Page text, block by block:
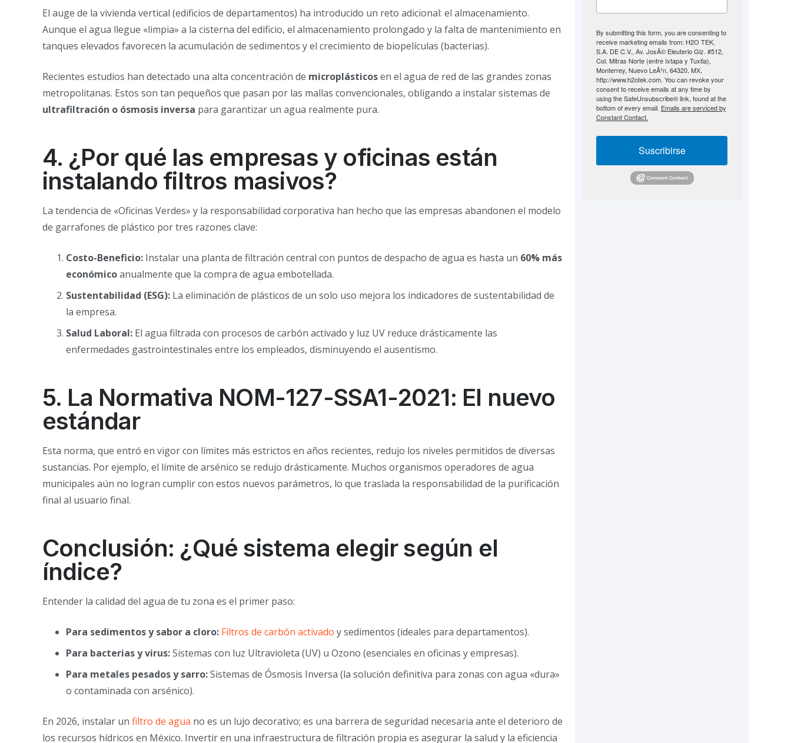
El auge de la vivienda vertical (edificios de departamentos) ha introducido un reto adicional: el almacenamiento.
Aunque el agua llegue «limpia» a la cisterna del edificio, el almacenamiento prolongado y la falta de mantenimiento en
tanques elevados favorecen la acumulación de sedimentos y el crecimiento de biopelículas (bacterias).
Recientes estudios han detectado una alta concentración de microplásticosen el agua de red de las grandes zonas
metropolitanas. Estos son tan pequeños que pasan por las mallas convencionales, obligando a instalar sistemas de
ultrafiltración o ósmosis inversa para garantizar un agua realmente pura.
4. ¿Por qué las empresas y oficinas están
instalando filtros masivos?
La tendencia de «Oficinas Verdes» y la responsabilidad corporativa han hecho que las empresas abandonen el modelo
de garrafones de plástico por tres razones clave:
Costo-Beneficio: Instalar una planta de filtración central con puntos de despacho de agua es hasta un 60% más
económicoanualmente que la compra de agua embotellada.
Sustentabilidad (ESG): La eliminación de plásticos de un solo uso mejora los indicadores de sustentabilidad de
la empresa.
Salud Laboral: El agua filtrada con procesos de carbón activado y luz UV reduce drásticamente las
enfermedades gastrointestinales entre los empleados, disminuyendo el ausentismo.
5. La Normativa NOM-127-SSA1-2021: El nuevo
estándar
Esta norma, que entró en vigor con límites más estrictos en años recientes, redujo los niveles permitidos de diversas
sustancias. Por ejemplo, el límite de arsénico se redujo drásticamente. Muchos organismos operadores de agua
municipales aún no logran cumplir con estos nuevos parámetros, lo que traslada la responsabilidad de la purificación
final al usuario final.
Conclusión: ¿Qué sistema elegir según el
índice?
Entender la calidad del agua de tu zona es el primer paso:
Para sedimentos y sabor a cloro: Filtros de carbón activado y sedimentos (ideales para departamentos).
Para bacterias y virus:Sistemas con luz Ultravioleta (UV) u Ozono (esenciales en oficinas y empresas).
Para metales pesados y sarro:Sistemas de Ósmosis Inversa (la solución definitiva para zonas con agua «dura»
o contaminada con arsénico).
En 2026, instalar un filtro de agua no es un lujo decorativo; es una barrera de seguridad necesaria ante el deterioro de
los recursos hídricos en México. Invertir en una infraestructura de filtración propia es asegurar la salud y la eficiencia
By submitting this form, you are consenting to
receive marketing emails from: H2O TEK,
S.A. DE C.V., Av. JosÃ© Eleuterio Glz. #512,
Col. Mitras Norte (entre Ixtapa y Tuxtla),
Monterrey, Nuevo LeÃ³n, 64320, MX,
http://www.h2otek.com. You can revoke your
consent to receive emails at any time by
using the SafeUnsubscribe® link, found at the
bottom of every email. Emails are serviced by
Constant Contact.
Suscribirse